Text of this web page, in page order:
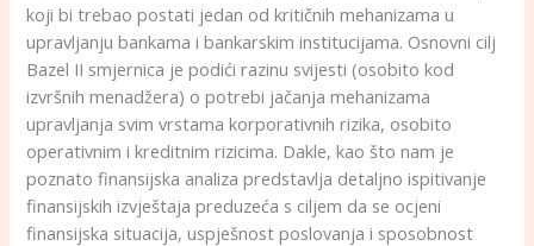
koji bi trebao postati jedan od kritičnih mehanizama u
upravljanju bankama i bankarskim institucijama. Osnovni cilj
Bazel II smjernica je podići razinu svijesti (osobito kod
izvršnih menadžera) o potrebi jačanja mehanizama
upravljanja svim vrstama korporativnih rizika, osobito
operativnim i kreditnim rizicima. Dakle, kao što nam je
poznato finansijska analiza predstavlja detaljno ispitivanje
finansijskih izvještaja preduzeća s ciljem da se ocjeni
finansijska situacija, uspješnost poslovanja i sposobnost